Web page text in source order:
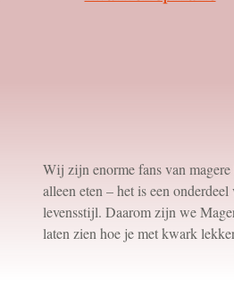
Wij zijn enorme fans van
alleen eten – het is een
levensstijl. Daarom zijn we
laten zien hoe je met kwark